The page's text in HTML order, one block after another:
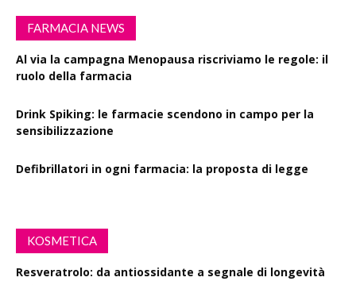
FARMACIA NEWS
Al via la campagna Menopausa riscriviamo le regole: il
ruolo della farmacia
Drink Spiking: le farmacie scendono in campo per la
sensibilizzazione
Defibrillatori in ogni farmacia: la proposta di legge
KOSMETICA
Resveratrolo: da antiossidante a segnale di longevità